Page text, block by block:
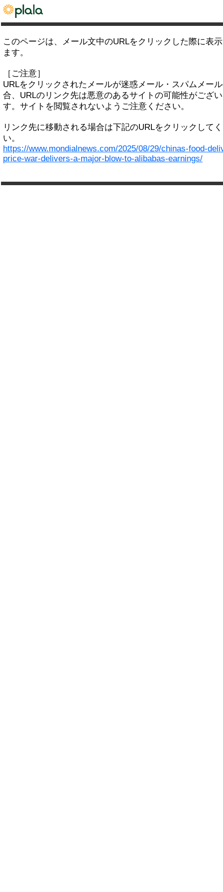
このページは、メール文中のURLをクリックした際に表
ます。
［ご注意］
URLをクリックされたメールが迷惑メール・スパムメー
合、URLのリンク先は悪意のあるサイトの可能性がござ
す。サイトを閲覧されないようご注意ください。
リンク先に移動される場合は下記のURLをクリックして
い。
https://www.mondialnews.com/2025/08/29/chinas-food-
price-war-delivers-a-major-blow-to-alibabas-earnings/